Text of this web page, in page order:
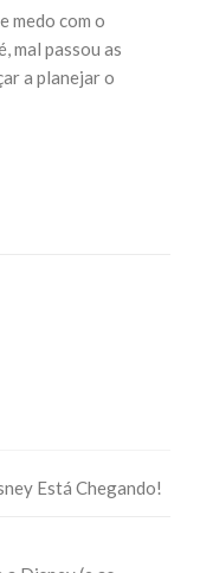
medo com o
mal passou as
a planejar o
Está Chegando!